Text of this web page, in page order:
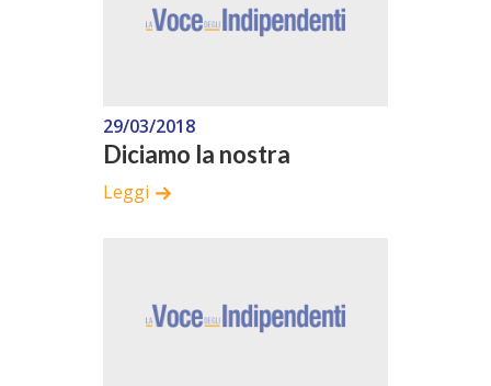
29/03/2018
Diciamo la nostra
Leggi